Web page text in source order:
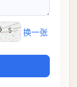
换一张